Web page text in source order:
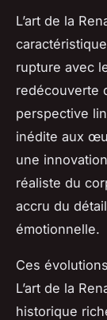
L’art de la
rupture avec
redécouverte
perspective
inédite aux
une
réaliste du
accru du
émotionnelle.
Ces
L’art de la
historique